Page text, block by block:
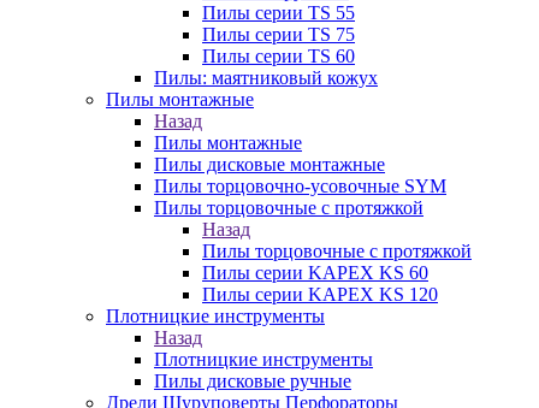
Пилы серии TS 55
Пилы серии TS 75
Пилы серии TS 60
Пилы: маятниковый кожух
Пилы монтажные
Назад
Пилы монтажные
Пилы дисковые монтажные
Пилы торцовочно-усовочные SYM
Пилы торцовочные с протяжкой
Назад
Пилы торцовочные с протяжкой
Пилы серии KAPEX KS 60
Пилы серии KAPEX KS 120
Плотницкие инструменты
Назад
Плотницкие инструменты
Пилы дисковые ручные
Дрели Шуруповерты Перфораторы